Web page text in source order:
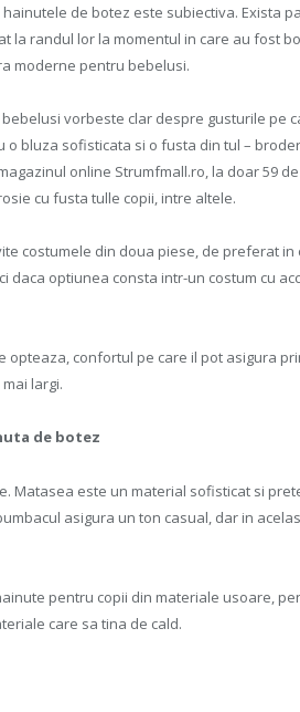
de botez este subiectiva. Exista
la randul lor la momentul in care au fost
moderne pentru bebelusi.
vorbeste clar despre gusturile pe
bluza sofisticata si o fusta din tul –
online Strumfmall.ro, la doar 59
cu fusta tulle copii, intre altele.
costumele din doua piese, de preferat in
daca optiunea consta intr-un costum cu
confortul pe care il pot asigura
largi.
de botez
Matasea este un material sofisticat si
asigura un ton casual, dar in
pentru copii din materiale usoare,
care sa tina de cald.